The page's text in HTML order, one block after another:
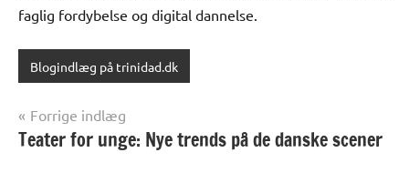
faglig fordybelse og digital dannelse.
Blogindlæg på trinidad.dk
Indlægsnavigation
Forrige indlæg
Teater for unge: Nye trends på de danske scener